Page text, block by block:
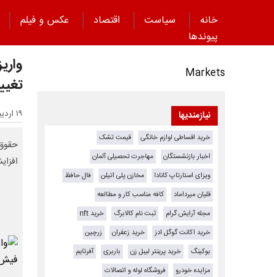
خانه سیاست اقتصاد
عکس و فیلم
پیوند‌ها
تغییر 3 برابری در فیش
۱۹ اردیبهشت ۱۴۰۵ - ۰۹:۴۷
افزایشی
Markets
نیازمندیها
خرید اقساطی لوازم خانگی
قیمت تشک
اخبار بازنشستگان
مهاجرت تحصیلی آلمان
ویزای استارتاپ کانادا
مخازن پلی اتیلن
فال حافظ
قلیان میرداماد
کافه مناسب کار و مطالعه
مجله آرایش گرام
ثبت نام کالابرگ
خرید nft
خرید اکانت گوگل ادز
خرید زعفران
زرچین
بوکینگ
خرید پرینتر لیبل زن باربری
آفرتایم
مزایده خودرو
فروشگاه لوله و اتصالات